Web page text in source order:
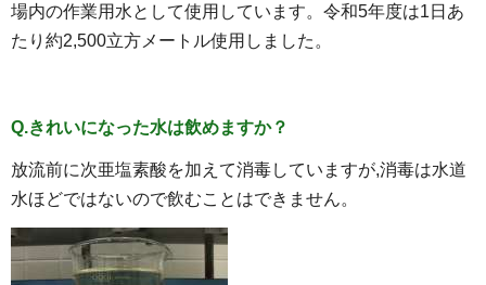
場内の作業用水として使用しています。令和5年度は1日あ
たり約2,500立方メートル使用しました。
Q.きれいになった水は飲めますか？
放流前に次亜塩素酸を加えて消毒していますが,消毒は水道
水ほどではないので飲むことはできません。